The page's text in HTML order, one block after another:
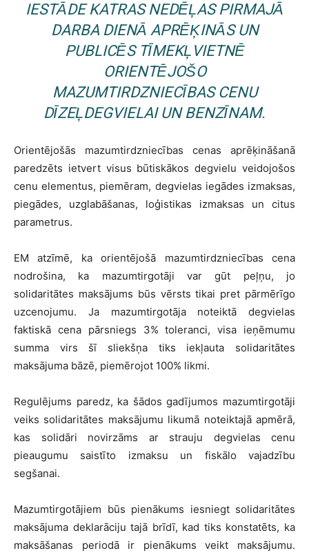
IESTĀDE KATRAS NEDĒĻAS PIRMAJĀ
DARBA DIENĀ APRĒĶINĀS UN
PUBLICĒS TĪMEKĻVIETNĒ
ORIENTĒJOŠO
MAZUMTIRDZNIECĪBAS CENU
DĪZEĻDEGVIELAI UN BENZĪNAM.
Orientējošās mazumtirdzniecības cenas aprēķināšanā
paredzēts ietvert visus būtiskākos degvielu veidojošos
cenu elementus, piemēram, degvielas iegādes izmaksas,
piegādes, uzglabāšanas, loģistikas izmaksas un citus
parametrus.
EM atzīmē, ka orientējošā mazumtirdzniecības cena
nodrošina, ka mazumtirgotāji var gūt peļņu, jo
solidaritātes maksājums būs vērsts tikai pret pārmērīgo
uzcenojumu. Ja mazumtirgotāja noteiktā degvielas
faktiskā cena pārsniegs 3% toleranci, visa ieņēmumu
summa virs šī sliekšņa tiks iekļauta solidaritātes
maksājuma bāzē, piemērojot 100% likmi.
Regulējums paredz, ka šādos gadījumos mazumtirgotāji
veiks solidaritātes maksājumu likumā noteiktajā apmērā,
kas solidāri novirzāms ar strauju degvielas cenu
pieaugumu saistīto izmaksu un fiskālo vajadzību
segšanai.
Mazumtirgotājiem būs pienākums iesniegt solidaritātes
maksājuma deklarāciju tajā brīdī, kad tiks konstatēts, ka
maksāšanas periodā ir pienākums veikt maksājumu.